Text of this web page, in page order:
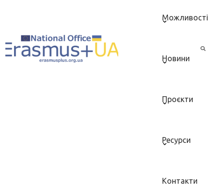
Можливості
Новини
Проєкти
Ресурси
Контакти